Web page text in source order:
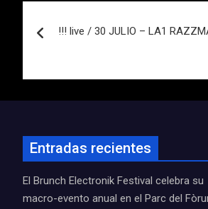
de
entradas
!!! live / 30 JULIO – LA1
Entradas recientes
El Brunch Electronik Festival celebra su
macro-evento anual en el Parc del